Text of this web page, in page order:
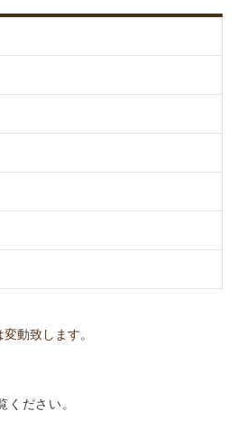
動致します。
ください。